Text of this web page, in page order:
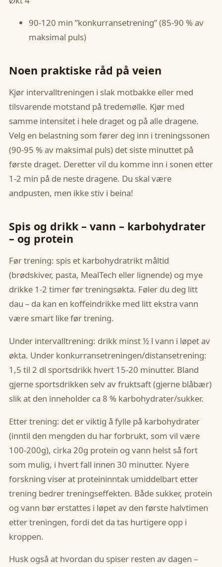
90-120 min ”konkurransetrening” (85-90 % av
maksimal puls)
Noen praktiske råd på veien
Kjør intervalltreningen i slak motbakke eller med
tilsvarende motstand på tredemølle. Kjør med
samme intensitet i hele draget og på alle dragene.
Velg en belastning som fører deg inn i treningssonen
(90-95 % av maksimal puls) det siste minuttet på
første draget. Deretter vil du komme inn i sonen etter
1-2 min på de neste dragene. Du skal være
andpusten, men ikke stiv i beina!
Spis og drikk – vann – karbohydrater
– og protein
Før trening: spis et karbohydratrikt måltid
(brødskiver, pasta, MealTech eller lignende) og mye
drikke 1-2 timer før treningsøkta. Føler du deg litt
dau – da kan en koffeindrikke med litt ekstra vann
være smart like før trening.
Under intervalltrening: drikk minst ½ l vann i løpet av
økta. Under konkurransetreningen/distansetrening:
1,5 til 2 dl sportsdrikk hvert 15-20 minutter. Bland
gjerne sportsdrikken selv av fruktsaft (gjerne blåbær)
slik at den inneholder ca 8 % karbohydrater/sukker.
Etter trening: det er viktig å fylle på karbohydrater
(inntil den mengden du har forbrukt, som vil være
100-200g), cirka 20g protein og vann helst så fort
som mulig, i hvert fall innen 30 minutter. Nyere
forskning viser at proteininntak umiddelbart etter
trening bedrer treningseffekten. Både sukker, protein
og vann bør erstattes i løpet av den første halvtimen
etter treningen, fordi det da tas hurtigere opp i
kroppen.
Husk også at hvordan du spiser resten av dagen –